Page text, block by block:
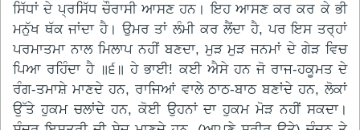
ਸਿੱਧਾਂ ਦੇ ਪ੍ਰਸਿੱਧ ਚੌਰਾਸੀ ਆਸਣ ਹਨ। ਇਹ ਆਸਣ ਕਰ ਕਰ ਕੇ ਭੀ
ਮਨੁੱਖ ਥੱਕ ਜਾਂਦਾ ਹੈ। ਉਮਰ ਤਾਂ ਲੰਮੀ ਕਰ ਲੈਂਦਾ ਹੈ, ਪਰ ਇਸ ਤਰ੍ਹਾਂ
ਪਰਮਾਤਮਾ ਨਾਲ ਮਿਲਾਪ ਨਹੀਂ ਬਣਦਾ, ਮੁੜ ਮੁੜ ਜਨਮਾਂ ਦੇ ਗੇੜ ਵਿਚ
ਪਿਆ ਰਹਿੰਦਾ ਹੈ ॥੬॥ ਹੇ ਭਾਈ! ਕਈ ਐਸੇ ਹਨ ਜੋ ਰਾਜ-ਹਕੂਮਤ ਦੇ
ਰੰਗ-ਤਮਾਸ਼ੇ ਮਾਣਦੇ ਹਨ, ਰਾਜਿਆਂ ਵਾਲੇ ਠਾਠ-ਬਾਠ ਬਣਾਂਦੇ ਹਨ, ਲੋਕਾਂ
ਉੱਤੇ ਹੁਕਮ ਚਲਾਂਦੇ ਹਨ, ਕੋਈ ਉਹਨਾਂ ਦਾ ਹੁਕਮ ਮੋੜ ਨਹੀਂ ਸਕਦਾ।